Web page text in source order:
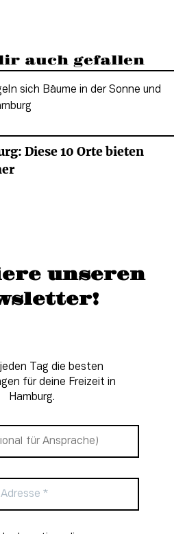
auch gefallen
Diese 10 Orte bieten
unseren
Tag die besten
für deine Freizeit in
Hamburg.